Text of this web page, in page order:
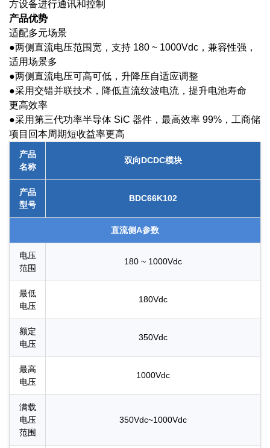
方设备进行通讯和控制
产品优势
适配多元场景
●两侧直流电压范围宽，支持 180 ~ 1000Vdc，兼容性强，
适用场景多
●两侧直流电压可高可低，升降压自适应调整
●采用交错并联技术，降低直流纹波电流，提升电池寿命
更高效率
●采用第三代功率半导体 SiC 器件，最高效率 99%，工商储
项目回本周期短收益率更高
产品
名称
双向DCDC模块
产品
型号
BDC66K102
直流侧A参数
电压
范围
180 ~ 1000Vdc
最低
电压
180Vdc
额定
电压
350Vdc
最高
电压
1000Vdc
满载
电压
范围
350Vdc~1000Vdc